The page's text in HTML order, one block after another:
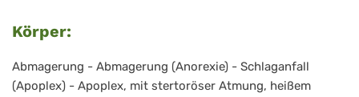
Körper:
Abmagerung - Abmagerung (Anorexie) - Schlaganfall
(Apoplex) - Apoplex, mit stertoröser Atmung, heißem